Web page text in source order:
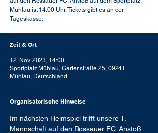
Mühlau ist 14:00 Uhr. Tickets gibt es an der
Tageskasse.
Zeit & Ort
12. Nov. 2023, 14:00
Sportplatz Mühlau, Gartenstraße 25, 09241
Mühlau, Deutschland
Organisatorische Hinweise
Im nächsten Heimspiel trifft unsere 1.
Mannschaft auf den Rossauer FC. Anstoß